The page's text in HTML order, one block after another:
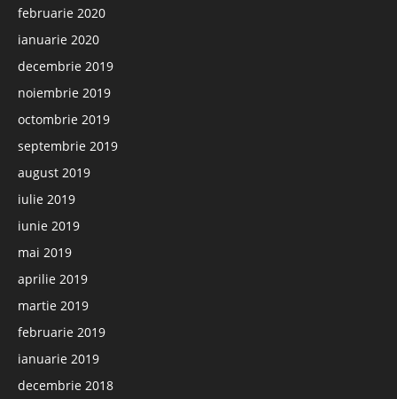
februarie 2020
ianuarie 2020
decembrie 2019
noiembrie 2019
octombrie 2019
septembrie 2019
august 2019
iulie 2019
iunie 2019
mai 2019
aprilie 2019
martie 2019
februarie 2019
ianuarie 2019
decembrie 2018